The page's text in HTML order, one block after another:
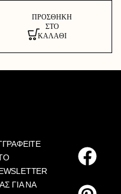
ΠΡΟΣΘΉΚΗ
ΣΤΟ
ΚΑΛΆΘΙ
ΓΙΑ ΝΑ